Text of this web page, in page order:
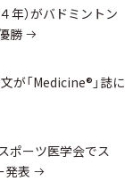
年）がバドミントン
勝
が「Medicine®」誌に
ポーツ医学会でス
発表